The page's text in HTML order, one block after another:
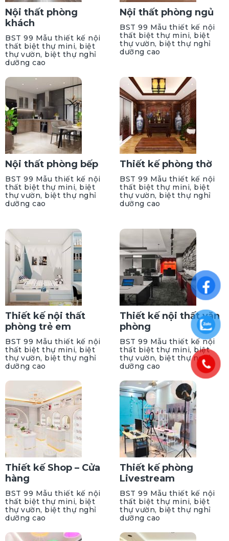
Nội thất phòng
khách
BST 99 Mẫu thiết kế nội
thất biệt thự mini, biệt
thự vườn, biệt thự nghỉ
dưỡng cao
Nội thất phòng ngủ
BST 99 Mẫu thiết kế nội
thất biệt thự mini, biệt
thự vườn, biệt thự nghỉ
dưỡng cao
Nội thất phòng bếp
BST 99 Mẫu thiết kế nội
thất biệt thự mini, biệt
thự vườn, biệt thự nghỉ
dưỡng cao
Thiết kế phòng thờ
BST 99 Mẫu thiết kế nội
thất biệt thự mini, biệt
thự vườn, biệt thự nghỉ
dưỡng cao
Thiết kế nội thất
phòng trẻ em
BST 99 Mẫu thiết kế nội
thất biệt thự mini, biệt
thự vườn, biệt thự nghỉ
dưỡng cao
Thiết kế nội thất văn
phòng
BST 99 Mẫu thiết kế nội
thất biệt thự mini, biệt
thự vườn, biệt thự nghỉ
dưỡng cao
Thiết kế Shop – Cửa
hàng
BST 99 Mẫu thiết kế nội
thất biệt thự mini, biệt
thự vườn, biệt thự nghỉ
dưỡng cao
Thiết kế phòng
Livestream
BST 99 Mẫu thiết kế nội
thất biệt thự mini, biệt
thự vườn, biệt thự nghỉ
dưỡng cao